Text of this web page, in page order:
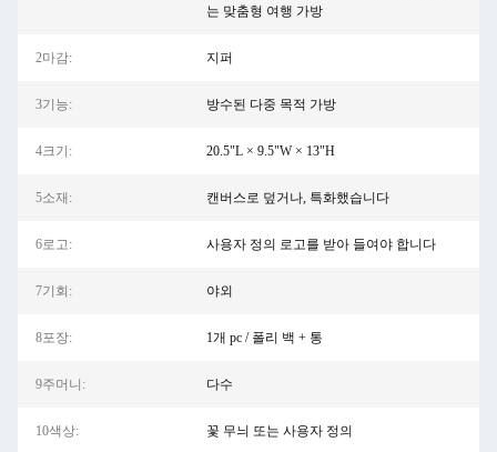
는 맞춤형 여행 가방
2마감: 지퍼
3기능: 방수된 다중 목적 가방
4크기: 20.5"L × 9.5"W × 13"H
5소재: 캔버스로 덮거나, 특화했습니다
6로고: 사용자 정의 로고를 받아 들여야 합니다
7기회: 야외
8포장: 1개 pc / 폴리 백 + 통
9주머니: 다수
10색상: 꽃 무늬 또는 사용자 정의